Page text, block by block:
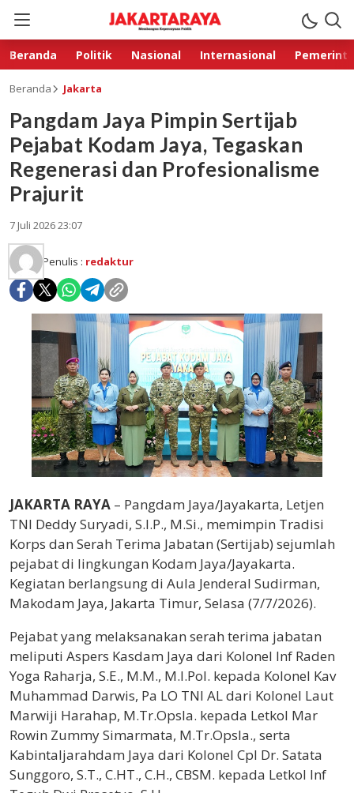
Beranda Politik Nasional Internasional
Beranda Jakarta
Pangdam Jaya Pimpin Sertijab
Pejabat Kodam Jaya, Tegaskan
Regenerasi dan Profesionalisme
Prajurit
7 Juli 2026 23:07
Penulis : redaktur
JAKARTA RAYA – Pangdam Jaya/Jayakarta, Letjen
TNI Deddy Suryadi, S.I.P., M.Si., memimpin Tradisi
Korps dan Serah Terima Jabatan (Sertijab) sejumlah
pejabat di lingkungan Kodam Jaya/Jayakarta.
Kegiatan berlangsung di Aula Jenderal Sudirman,
Makodam Jaya, Jakarta Timur, Selasa (7/7/2026).
Pejabat yang melaksanakan serah terima jabatan
meliputi Aspers Kasdam Jaya dari Kolonel Inf Raden
Yoga Raharja, S.E., M.M., M.I.Pol. kepada Kolonel Kav
Muhammad Darwis, Pa LO TNI AL dari Kolonel Laut
Marwiji Harahap, M.Tr.Opsla. kepada Letkol Mar
Rowin Zummy Simarmata, M.Tr.Opsla., serta
Kabintaljarahdam Jaya dari Kolonel Cpl Dr. Satata
Sunggoro, S.T., C.HT., C.H., CBSM. kepada Letkol Inf